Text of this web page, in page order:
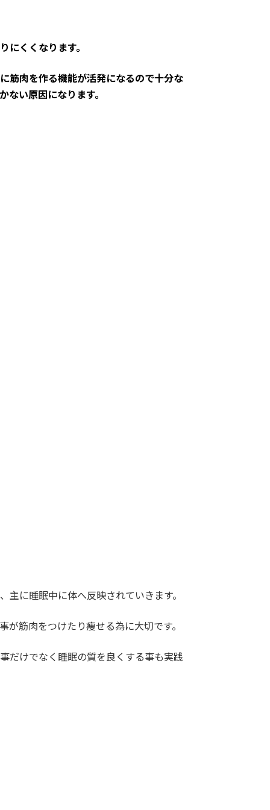
にくくなります。
筋肉を作る機能が活発になるので十分な
ない原因になります。
主に睡眠中に体へ反映されていきます。
が筋肉をつけたり痩せる為に大切です。
だけでなく睡眠の質を良くする事も実践